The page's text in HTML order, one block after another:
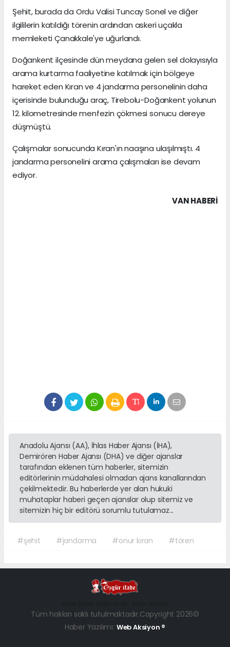
Şehit, burada da Ordu Valisi Tuncay Sonel ve diğer
ilgililerin katıldığı törenin ardından askeri uçakla
memleketi Çanakkale'ye uğurlandı.
Doğankent ilçesinde dün meydana gelen sel dolayısıyla
arama kurtarma faaliyetine katılmak için bölgeye
hareket eden Kıran ve 4 jandarma personelinin daha
içerisinde bulunduğu araç, Tirebolu-Doğankent yolunun
12. kilometresinde menfezin çökmesi sonucu dereye
düşmüştü.
Çalışmalar sonucunda Kıran'ın naaşına ulaşılmıştı. 4
jandarma personelini arama çalışmaları ise devam
ediyor.
VAN HABERİ
Anadolu Ajansı (AA), İhlas Haber Ajansı (İHA),
Demirören Haber Ajansı (DHA) ve diğer ajanslar
tarafından eklenen tüm haberler, sitemizin
editörlerinin müdahalesi olmadan ajans kanallarından
çekilmektedir. Bu haberlerde yer alan hukuki
muhataplar haberi geçen ajanslar olup sitemiz ve
sitemizin hiç bir editörü sorumlu tutulamaz...
#şehit #jandarma #onur kıran #tören
Tüm hakları saklı tutulmaktadır.Copyright 2026©
Haber Yazılımı: Web Aksiyon ®